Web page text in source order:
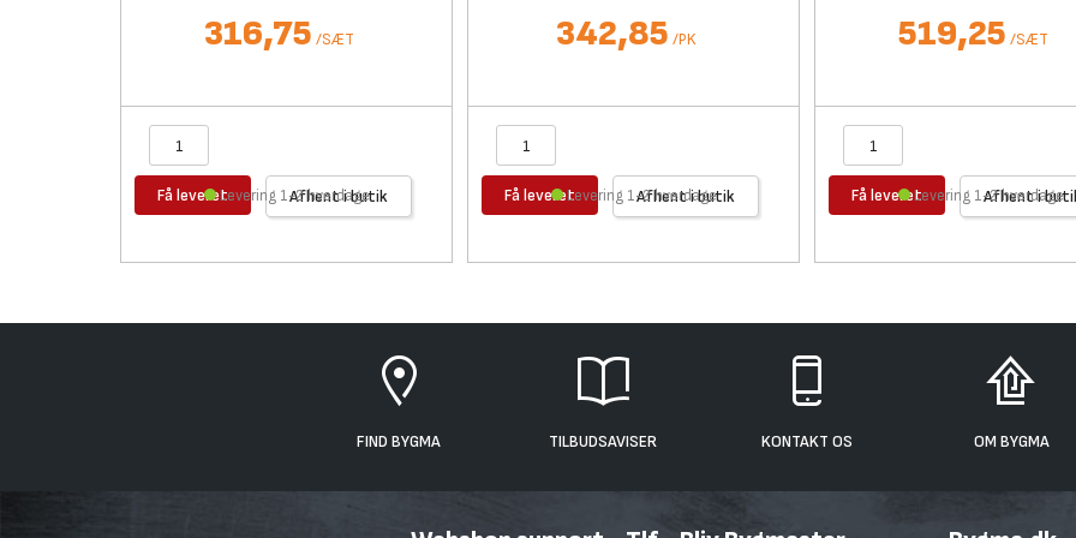
316,75 /SÆT
Få leveret Afhent i butik
Levering 1-2 hverdage
342,85 /PK
Få leveret Afhent i butik
Levering 1-2 hverdage
519,25 /SÆT
Få leveret Afhent i
Levering 1-2 hverdage
FIND BYGMA TILBUDSAVISER KONTAKT OS OM BYGMA